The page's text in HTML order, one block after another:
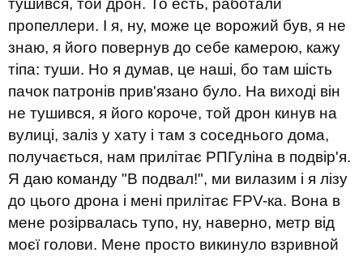
тушився, той дрон. То есть, работали
пропеллери. І я, ну, може це ворожий був, я не
знаю, я його повернув до себе камерою, кажу
тіпа: туши. Но я думав, це наші, бо там шість
пачок патронів прив'язано було. На виході він
не тушився, я його короче, той дрон кинув на
вулиці, заліз у хату і там з соседнього дома,
получається, нам прилітає РПГуліна в подвір'я.
Я даю команду "В подвал!", ми вилазим і я лізу
до цього дрона і мені прилітає FPV-ка. Вона в
мене розірвалась тупо, ну, наверно, метр від
моєї голови. Мене просто викинуло взривной